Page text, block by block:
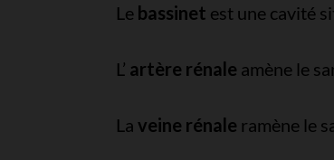
Le bassinet est une cavité
L’ artère rénale amène le
La veine rénale ramène le